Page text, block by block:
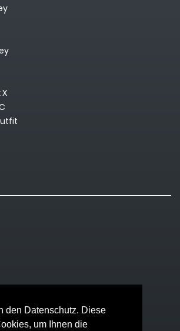
den Datenschutz. Diese
um Ihnen die